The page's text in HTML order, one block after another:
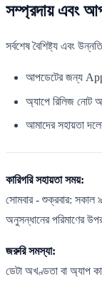
সম্প্রদায় এবং
সর্বশেষ বৈশিষ্ট্য এবং
আপডেটের জন্য
অ্যাপে রিলিজ নোট
আমাদের সহায়তা
কারিগরি সহায়তা সময়:
সোমবার - শুক্রবার:
অনুসন্ধানের পরিমাণের
জরুরি সমস্যা:
ডেটা অখণ্ডতা বা অ্যাপ